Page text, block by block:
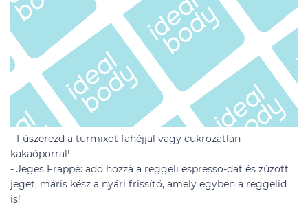
- Fűszerezd a turmixot fahéjjal vagy cukrozatlan
kakaóporral!
- Jeges Frappé: add hozzá a reggeli espresso-dat és zúzott
jeget, máris kész a nyári frissítő, amely egyben a reggelid
is!